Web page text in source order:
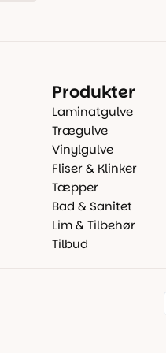
Produkter
Laminatgulve
Trægulve
Vinylgulve
Fliser & Klinker
Tæpper
Bad & Sanitet
Lim & Tilbehør
Tilbud